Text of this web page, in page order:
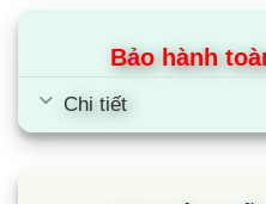
Chỉ một lần cho tất cả
Kích thước của lồng
Bảo hành
Chi tiết